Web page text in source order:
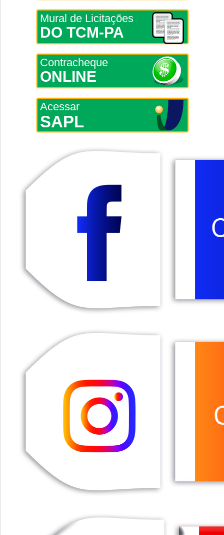
Mural de Licitações
DO TCM-PA
Contracheque
ONLINE
Acessar
SAPL